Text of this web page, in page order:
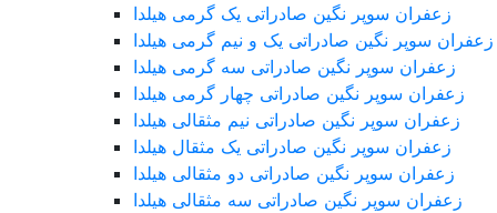
زعفران سوپر نگین صادراتی یک گرمی هیلدا
زعفران سوپر نگین صادراتی یک و نیم گرمی هیلدا
زعفران سوپر نگین صادراتی سه گرمی هیلدا
زعفران سوپر نگین صادراتی چهار گرمی هیلدا
زعفران سوپر نگین صادراتی نیم مثقالی هیلدا
زعفران سوپر نگین صادراتی یک مثقال هیلدا
زعفران سوپر نگین صادراتی دو مثقالی هیلدا
زعفران سوپر نگین صادراتی سه مثقالی هیلدا